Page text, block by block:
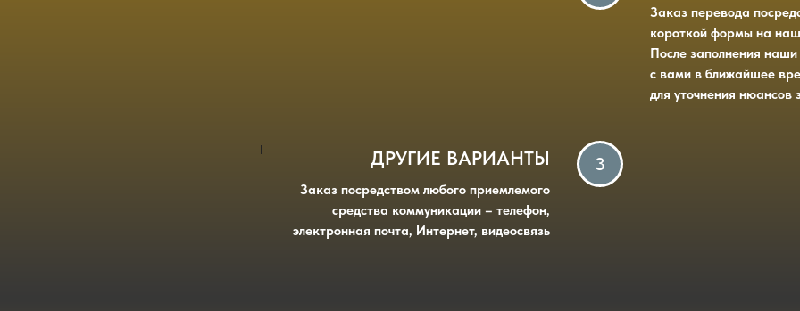
Заказ перевода
короткой формы на
После заполнения
с вами в ближайшее
для уточнения нюансов
ДРУГИЕ ВАРИАНТЫ
Заказ посредством любого приемлемого
средства коммуникации – телефон,
электронная почта, Интернет, видеосвязь